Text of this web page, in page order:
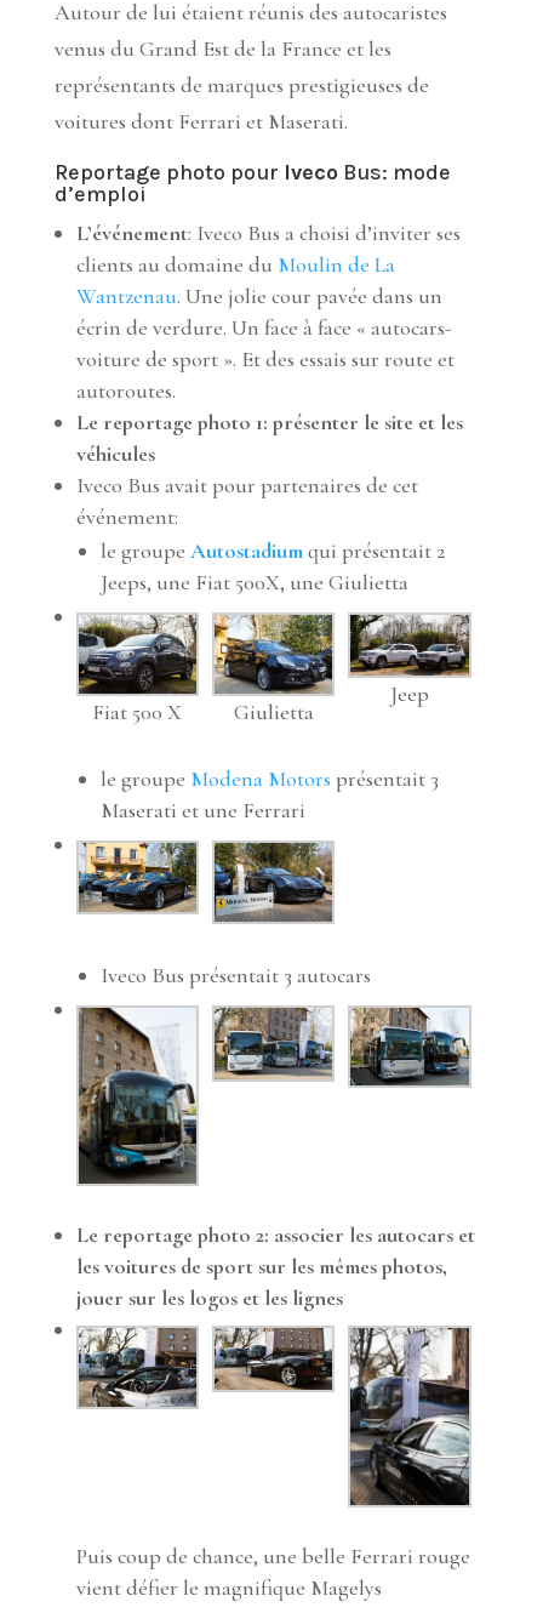
Autour de lui étaient réunis des autocaristes
venus du Grand Est de la France et les
représentants de marques prestigieuses de
voitures dont Ferrari et Maserati.
Reportage photo pour IvecoBus: mode
d’emploi
L’événement: Iveco Bus a choisi d’inviter ses
clients au domaine du Moulin de La
Wantzenau. Une jolie cour pavée dans un
écrin de verdure. Un face à face « autocars-
voiture de sport ». Et des essais sur route et
autoroutes.
Le reportage photo 1: présenter le site et les
véhicules
Iveco Bus avait pour partenaires de cet
événement:
le groupe Autostadiumqui présentait 2
Jeeps, une Fiat 500X, une Giulietta
Fiat 500 X Giulietta
Jeep
le groupe Modena Motors présentait 3
Maserati et une Ferrari
Iveco Bus présentait 3 autocars
Le reportage photo 2: associer les autocars et
les voitures de sport sur les mêmes photos,
jouer sur les logos et les lignes
Puis coup de chance, une belle Ferrari rouge
vient défier le magnifique Magelys